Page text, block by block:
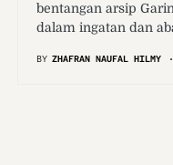
bentangan arsip
dalam ingatan dan
BY ZHAFRAN NAUFAL HILMY